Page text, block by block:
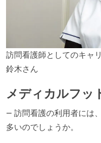
訪問看護師としてのキャ
鈴木さん
メディカルフッ
— 訪問看護の利用者には
多いのでしょうか。